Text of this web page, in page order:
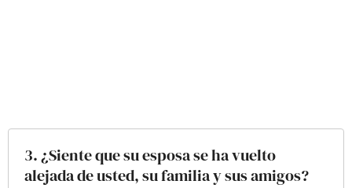
3. ¿Siente que su esposa se ha vuelto
alejada de usted, su familia y sus amigos?